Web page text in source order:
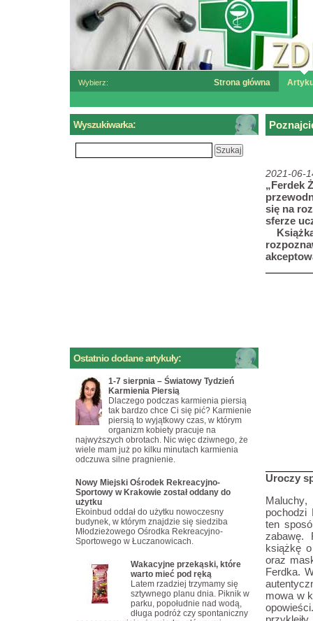
Wybierz: Strona główna
2021-06-
„Ferdek
się na
sferze
Uroczy
pochodzi
ten
zabawę.
książkę
oraz
Ferdka.
mowa w
Wyszukiwarka:
Ostatnio dodane artykuły:
1-7 sierpnia – Światowy Tydzień
Karmienia Piersią
Dlaczego podczas karmienia piersią
tak bardzo chce Ci się pić? Karmienie
piersią to wyjątkowy czas, w którym
organizm kobiety pracuje na
najwyższych obrotach. Nic więc dziwnego, że
wiele mam już po kilku minutach karmienia
odczuwa silne pragnienie.
Nowy Miejski Ośrodek Rekreacyjno-
Sportowy w Krakowie został oddany do
użytku
Ekoinbud oddał do użytku nowoczesny
budynek, w którym znajdzie się siedziba
Młodzieżowego Ośrodka Rekreacyjno-
Sportowego w Łuczanowicach.
Wakacyjne przekąski, które
warto mieć pod ręką
Latem rzadziej trzymamy się
sztywnego planu dnia. Piknik w
parku, popołudnie nad wodą,
długa podróż czy spontaniczny